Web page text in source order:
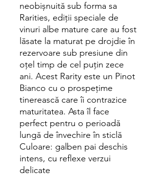
neobișnuită sub forma sa
Rarities, ediții speciale de
vinuri albe mature care au fost
lăsate la maturat pe drojdie în
rezervoare sub presiune din
oțel timp de cel puțin zece
ani. Acest Rarity este un Pinot
Bianco cu o prospețime
tinerească care îi contrazice
maturitatea. Asta îl face
perfect pentru o perioadă
lungă de învechire în sticlă
Culoare: galben pai deschis
intens, cu reflexe verzui
delicate